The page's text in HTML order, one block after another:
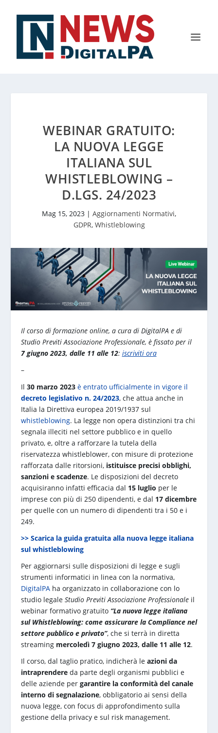
WEBINAR GRATUITO:
LA NUOVA LEGGE
ITALIANA SUL
WHISTLEBLOWING –
D.LGS. 24/2023
Mag 15, 2023 | Aggiornamenti Normativi,
GDPR, Whistleblowing
Il corso di formazione online, a cura di DigitalPA e di
Studio Previti Associazione Professionale, è fissato per il
7 giugno 2023, dalle 11 alle 12: iscriviti ora
–
Il 30 marzo 2023 è entrato ufficialmente in vigore il
decreto legislativo n. 24/2023, che attua anche in
Italia la Direttiva europea 2019/1937 sul
whistleblowing. La legge non opera distinzioni tra chi
segnala illeciti nel settore pubblico e in quello
privato, e, oltre a rafforzare la tutela della
riservatezza whistleblower, con misure di protezione
rafforzata dalle ritorsioni, istituisce precisi obblighi,
sanzioni e scadenze. Le disposizioni del decreto
acquisiranno infatti efficacia dal 15 luglio per le
imprese con più di 250 dipendenti, e dal 17 dicembre
per quelle con un numero di dipendenti tra i 50 e i
249.
>> Scarica la guida gratuita alla nuova legge italiana
sul whistleblowing
Per aggiornarsi sulle disposizioni di legge e sugli
strumenti informatici in linea con la normativa,
DigitalPAha organizzato in collaborazione con lo
studio legale Studio Previti Associazione Professionaleil
webinar formativo gratuito “La nuova legge italiana
sul Whistleblowing: come assicurare la Compliance nel
settore pubblico e privato”, che si terrà in diretta
streaming mercoledì 7 giugno 2023, dalle 11 alle 12.
Il corso, dal taglio pratico, indicherà le azioni da
intraprendereda parte degli organismi pubblici e
delle aziende per garantire la conformità del canale
interno di segnalazione, obbligatorio ai sensi della
nuova legge, con focus di approfondimento sulla
gestione della privacy e sul risk management.